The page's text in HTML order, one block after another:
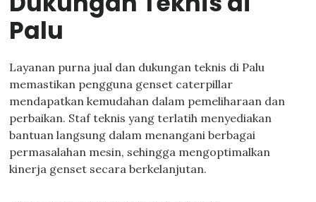
Palu
Layanan purna jual dan dukungan teknis di Palu
memastikan pengguna genset caterpillar
mendapatkan kemudahan dalam pemeliharaan dan
perbaikan. Staf teknis yang terlatih menyediakan
bantuan langsung dalam menangani berbagai
permasalahan mesin, sehingga mengoptimalkan
kinerja genset secara berkelanjutan.